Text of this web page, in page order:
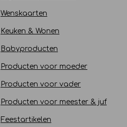
Wenskaarten
Keuken & Wonen
Babyproducten
Producten voor moeder
Producten voor vader
Producten voor meester & juf
Feestartikelen